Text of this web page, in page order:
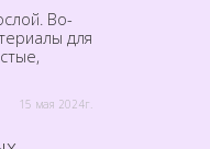
Во-
для
15 мая 2024г.